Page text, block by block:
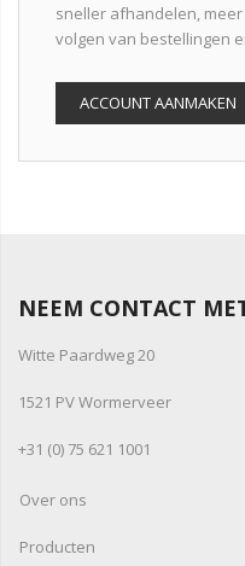
sneller afhandelen,
volgen van bestellingen
ACCOUNT AANMAKEN
NEEM CONTACT
Witte Paardweg 20
1521 PV Wormerveer
+31 (0) 75 621 1001
Over ons
Producten